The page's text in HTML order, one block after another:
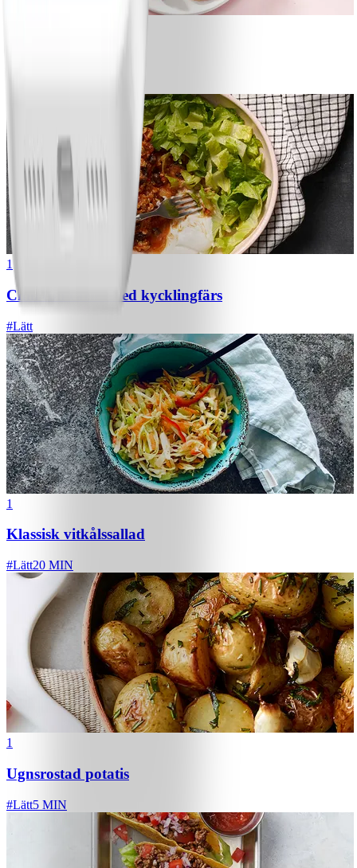
1
Chili con carne med kycklingfärs
#Lätt
1
Klassisk vitkålssallad
#Lätt20 MIN
1
Ugnsrostad potatis
#Lätt5 MIN